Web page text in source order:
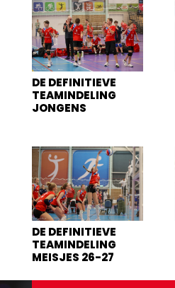
DE DEFINITIEVE
TEAMINDELING
JONGENS
DE DEFINITIEVE
TEAMINDELING
MEISJES 26-27